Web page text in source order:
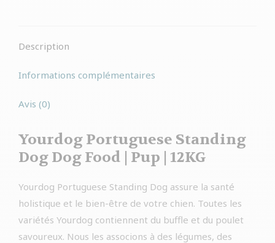
Description
Informations complémentaires
Avis (0)
Yourdog Portuguese Standing
Dog Dog Food | Pup | 12KG
Yourdog Portuguese Standing Dog assure la santé
holistique et le bien-être de votre chien. Toutes les
variétés Yourdog contiennent du buffle et du poulet
savoureux. Nous les associons à des légumes, des